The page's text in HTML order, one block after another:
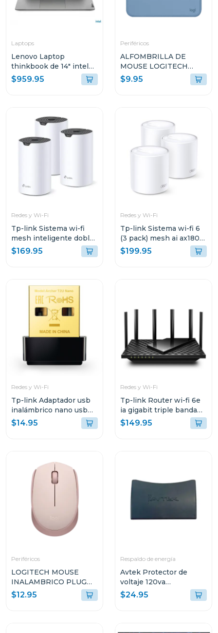
Laptops
Lenovo Laptop
thinkbook de 14" intel
core i7 512GB SSD
21DH00M8GJ
$959.95
Periféricos
ALFOMBRILLA DE
MOUSE LOGITECH
956000038
$9.95
Redes y Wi-Fi
Tp-link Sistema wi-fi
mesh inteligente doble
banda a1900 3 pack
$169.95
Redes y Wi-Fi
Tp-link Sistema wi-fi 6
(3 pack) mesh ai ax1800
3 pack decox20
$199.95
Redes y Wi-Fi
Tp-link Adaptador usb
inalámbrico nano usb
de doble banda ac600
t2u nano
$14.95
Redes y Wi-Fi
Tp-link Router wi-fi 6e
ia gigabit triple banda
axe5400
$149.95
Periféricos
LOGITECH MOUSE
INALAMBRICO PLUG
AND PLAY ROSADO
M170
$12.95
Respaldo de energía
Avtek Protector de
voltaje 120va
cortacorriente 3 tomas
pte-3t515
$24.95